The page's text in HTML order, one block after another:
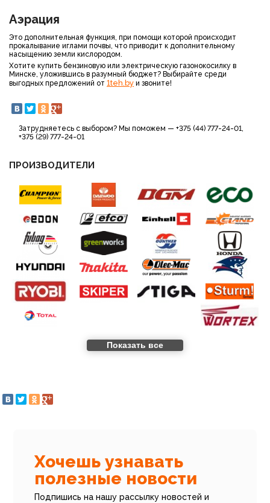
Аэрация
Это дополнительная функция, при помощи которой происходит
прокалывание иглами почвы, что приводит к дополнительному
насыщению земли кислородом.
Хотите купить бензиновую или электрическую газонокосилку в
Минске, уложившись в разумный бюджет? Выбирайте среди
выгодных предложений от 1teh.by и звоните!
Затрудняетесь с выбором? Мы поможем — +375 (44) 777-24-01,
+375 (29) 777-24-01
ПРОИЗВОДИТЕЛИ
Показать все
Хочешь узнавать
полезные новости
Подпишись на нашу рассылку новостей и